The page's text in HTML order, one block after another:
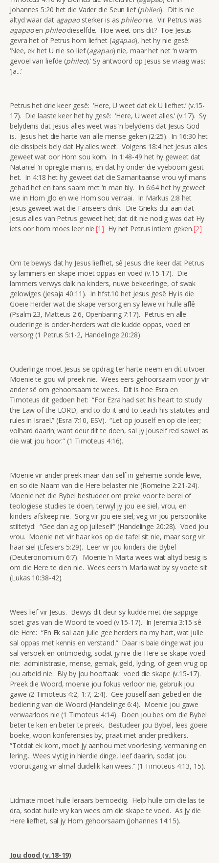
Johannes 5:20 het die Vader die Seun lief (phileo). Dit is nie
altyd waar dat agapaosterker is as phileonie. Vir Petrus was
agapaoen phileodieselfde. Hoe weet ons dit? Toe Jesus
gevra het of Petrus hom liefhet (agapao), het hy nie gesê:
‘Nee, ek het U nie so lief (agapao) nie, maar het net ‘n warm
gevoel van liefde (phileo).’ Sy antwoord op Jesus se vraag was:
‘Ja...’
Petrus het drie keer gesê: ‘Here, U weet dat ek U liefhet.’ (v.15-
17). Die laaste keer het hy gesê: ‘Here, U weet alles.’ (v.17). Sy
belydenis dat Jesus alles weet was ‘n belydenis dat Jesus God
is. Jesus het die harte van alle mense geken (2:25). In 16:30 het
die dissipels bely dat Hy alles weet. Volgens 18:4 het Jesus alles
geweet wat oor Hom sou kom. In 1:48-49 het hy geweet dat
Nataniël ‘n opregte man is, en dat hy onder die vyeboom gesit
het. In 4:18 het hy geweet dat die Samaritaanse vrou vyf mans
gehad het en tans saam met ‘n man bly. In 6:64 het hy geweet
wie in Hom glo en wie Hom sou verraai. In Markus 2:8 het
Jesus geweet wat die Fariseërs dink. Die Grieks dui aan dat
Jesus alles van Petrus geweet het; dat dit nie nodig was dat Hy
iets oor hom moes leer nie.[1] Hy het Petrus intiem geken.[2]
Om te bewys dat hy Jesus liefhet, sê Jesus drie keer dat Petrus
sy lammers en skape moet oppas en voed (v.15-17). Die
lammers verwys dalk na kinders, nuwe bekeerlinge, of swak
gelowiges (Jesaja 40:11). In hfst.10 het Jesus gesê Hy is die
Goeie Herder wat die skape versorg en sy lewe vir hulle aflê
(Psalm 23, Matteus 2:6, Openbaring 7:17). Petrus en alle
ouderlinge is onder-herders wat die kudde oppas, voed en
versorg (1 Petrus 5:1-2, Handelinge 20:28).
Ouderlinge moet Jesus se opdrag ter harte neem en dit uitvoer.
Moenie te gou wil preek nie. Wees eers gehoorsaam voor jy vir
ander sê om gehoorsaam te wees. Dit is hoe Esra en
Timoteus dit gedoen het: “For Ezra had set his heart to study
the Law of the LORD, and to do it and to teach his statutes and
rules in Israel.” (Esra 7:10, ESV). “Let op jouself en op die leer;
volhard daarin; want deur dit te doen, sal jy jouself red sowel as
die wat jou hoor.” (1 Timoteus 4:16).
Moenie vir ander preek maar dan self in geheime sonde lewe,
en so die Naam van die Here belaster nie (Romeine 2:21-24).
Moenie net die Bybel bestudeer om preke voor te berei of
teologiese studies te doen, terwyl jy jou eie siel, vrou, en
kinders afskeep nie. Sorg vir jou eie siel; veg vir jou persoonlike
stiltetyd: “Gee dan ag op julleself” (Handelinge 20:28). Voed jou
vrou. Moenie net vir haar kos op die tafel sit nie, maar sorg vir
haar siel (Efesiërs 5:29). Leer vir jou kinders die Bybel
(Deuteronomium 6:7). Moenie ‘n Marta wees wat altyd besig is
om die Here te dien nie. Wees eers ‘n Maria wat by sy voete sit
(Lukas 10:38-42).
Wees lief vir Jesus. Bewys dit deur sy kudde met die sappige
soet gras van die Woord te voed (v.15-17). In Jeremia 3:15 sê
die Here: “En Ek sal aan julle gee herders na my hart, wat julle
sal oppas met kennis en verstand.” Daar is baie dinge wat jou
sal versoek en ontmoedig, sodat jy nie die Here se skape voed
nie: administrasie, mense, gemak, geld, lyding, of geen vrug op
jou arbeid nie. Bly by jou hooftaak: voed die skape (v.15-17).
Preek die Woord, moenie jou fokus verloor nie, gebruik jou
gawe (2 Timoteus 4:2, 1:7, 2:4). Gee jouself aan gebed en die
bediening van die Woord (Handelinge 6:4). Moenie jou gawe
verwaarloos nie (1 Timoteus 4:14). Doen jou bes om die Bybel
beter te ken en beter te preek. Bestudeer jou Bybel, lees goeie
boeke, woon konferensies by, praat met ander predikers.
“Totdat ek kom, moet jy aanhou met voorlesing, vermaning en
lering... Wees vlytig in hierdie dinge, leef daarin, sodat jou
vooruitgang vir almal duidelik kan wees.” (1 Timoteus 4:13, 15).
Lidmate moet hulle leraars bemoedig. Help hulle om die las te
dra, sodat hulle vry kan wees om die skape te voed. As jy die
Here liefhet, sal jy Hom gehoorsaam (Johannes 14:15).
Jou dood (v.18-19)